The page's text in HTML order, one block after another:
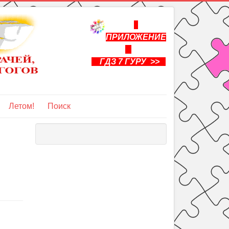
ПРИЛОЖЕНИЕ
ГДЗ 7 ГУРУ >>
Летом! Поиск